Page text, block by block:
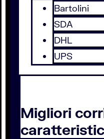
Bartolini
SDA
DHL
UPS
Migliori